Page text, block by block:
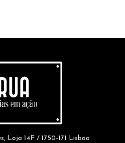
Loja 14F / 1750-171 Lisboa